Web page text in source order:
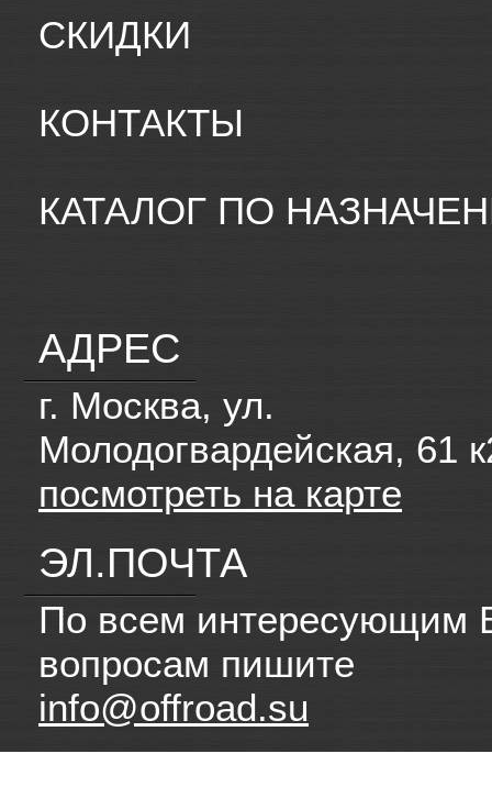
СКИДКИ
КОНТАКТЫ
КАТАЛОГ ПО
АДРЕС
г. Москва, ул.
Молодогвардейская, 61
посмотреть на карте
ЭЛ.ПОЧТА
По всем интересующим
вопросам пишите
info@offroad.su